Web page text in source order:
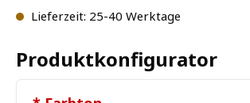
Lieferzeit: 25-40 Werktage
Produktkonfigurator